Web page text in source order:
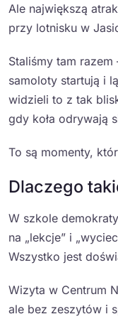
Ale największą
przy lotnisku w
Staliśmy tam
samoloty startują i
widzieli to z tak
gdy koła odrywają
To są momenty,
Dlaczego
W szkole
na „lekcje” i
Wszystko jest
Wizyta w Centrum
ale bez zeszytów i